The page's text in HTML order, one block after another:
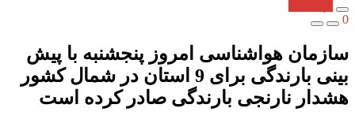
0
سازمان هواشناسی امروز پنجشنبه با پیش
بینی بارندگی برای 9 استان در شمال کشور
هشدار نارنجی بارندگی صادر کرده است